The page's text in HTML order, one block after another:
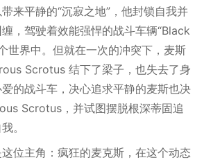
来平静的“沉寂之地”，他封锁自我并
，驾驶着效能强悍的战斗车辆“Black
世界中。但就在一次的冲突下，麦斯
Scrotus 结下了梁子，也失去了身
的战斗车，决心追求平静的麦斯也决
Scrotus，并试图摆脱根深蒂固追
。
位主角：疯狂的麦克斯，在这个动态